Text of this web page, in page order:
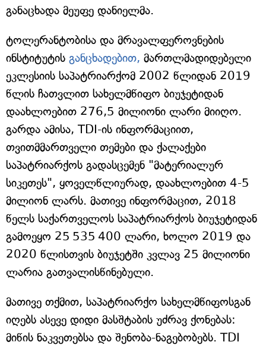
განაცხადა მეუფე დანიელმა.
ტოლერანტობისა და მრავალფეროვნების
ინსტიტუტის განცხადებით, მართლმადიდებელი
ეკლესიის საპატრიარქომ 2002 წლიდან 2019
წლის ჩათვლით სახელმწიფო ბიუჯეტიდან
დაახლოებით 276,5 მილიონი ლარი მიიღო.
გარდა ამისა, TDI-ის ინფორმაციით,
თვითმმართველი თემები და ქალაქები
საპატრიარქოს გადასცემენ "მატერიალურ
სიკეთეს", ყოველწლიურად, დაახლოებით 4-5
მილიონ ლარს. მათივე ინფორმაცით, 2018
წელს საქართველოს საპატრიარქოს ბიუჯეტიდან
გამოეყო 25 535 400 ლარი, ხოლო 2019 და
2020 წლისთვის ბიუჯეტში კვლავ 25 მილიონი
ლარია გათვალისწინებული.
მათივე თქმით, საპატრიარქო სახელმწიფოსგან
იღებს ასევე დიდი მასშტაბის უძრავ ქონებას:
მიწის ნაკვეთებსა და შენობა-ნაგებობებს. TDI